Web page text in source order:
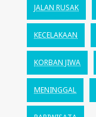
JALAN RUSAK
KECELAKAAN
KORBAN JIWA
MENINGGAL